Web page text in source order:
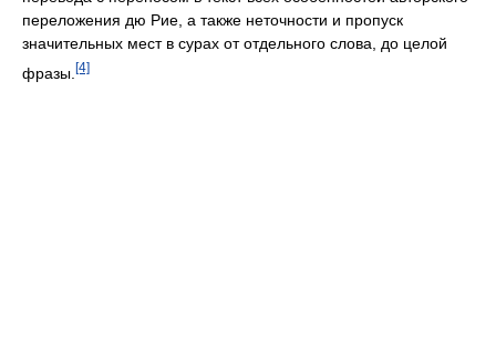
переложения дю Рие, а также неточности и пропуск
значительных мест в сурах от отдельного слова, до целой
фразы. [4]